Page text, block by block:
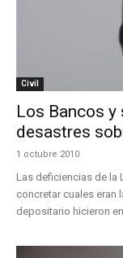
Civil
Los Bancos
desastres
1 octubre 2010
Las deficiencias de la
concretar cuales eran
depositario hicieron